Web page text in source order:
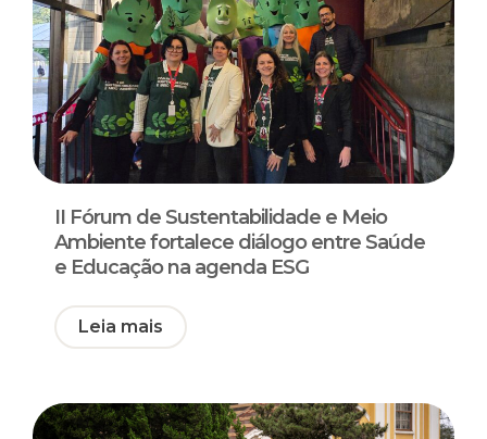
II Fórum de Sustentabilidade e Meio
Ambiente fortalece diálogo entre Saúde
e Educação na agenda ESG
Leia mais